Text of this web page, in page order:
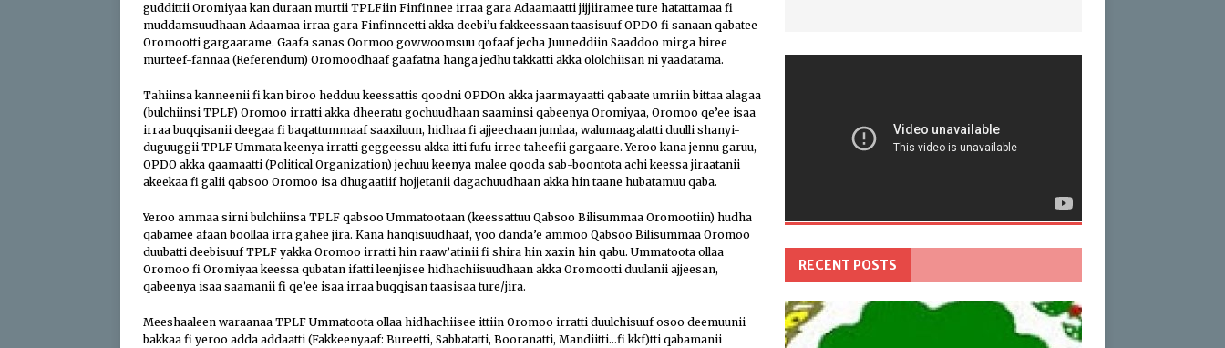
guddittii Oromiyaa kan duraan murtii TPLFiin Finfinnee irraa gara Adaamaatti jijjiiramee ture hatattamaa fi
muddamsuudhaan Adaamaa irraa gara Finfinneetti akka deebi’u fakkeessaan taasisuuf OPDO fi sanaan qabatee
Oromootti gargaarame. Gaafa sanas Oormoo gowwoomsuu qofaaf jecha Juuneddiin Saaddoo mirga hiree
murteef-fannaa (Referendum) Oromoodhaaf gaafatna hanga jedhu takkatti akka ololchiisan ni yaadatama.
Tahiinsa kanneenii fi kan biroo hedduu keessattis qoodni OPDOn akka jaarmayaatti qabaate umriin bittaa alagaa
(bulchiinsi TPLF) Oromoo irratti akka dheeratu gochuudhaan saaminsi qabeenya Oromiyaa, Oromoo qe’ee isaa
irraa buqqisanii deegaa fi baqattummaaf saaxiluun, hidhaa fi ajjeechaan jumlaa, walumaagalatti duulli shanyi-
duguuggii TPLF Ummata keenya irratti geggeessu akka itti fufu irree taheefii gargaare. Yeroo kana jennu garuu,
OPDO akka qaamaatti (Political Organization) jechuu keenya malee qooda sab-boontota achi keessa jiraatanii
akeekaa fi galii qabsoo Oromoo isa dhugaatiif hojjetanii dagachuudhaan akka hin taane hubatamuu qaba.
Yeroo ammaa sirni bulchiinsa TPLF qabsoo Ummatootaan (keessattuu Qabsoo Bilisummaa Oromootiin) hudha
qabamee afaan boollaa irra gahee jira. Kana hanqisuudhaaf, yoo danda’e ammoo Qabsoo Bilisummaa Oromoo
duubatti deebisuuf TPLF yakka Oromoo irratti hin raaw’atinii fi shira hin xaxin hin qabu. Ummatoota ollaa
Oromoo fi Oromiyaa keessa qubatan ifatti leenjisee hidhachiisuudhaan akka Oromootti duulanii ajjeesan,
qabeenya isaa saamanii fi qe’ee isaa irraa buqqisan taasisaa ture/jira.
Meeshaaleen waraanaa TPLF Ummatoota ollaa hidhachiisee ittiin Oromoo irratti duulchisuuf osoo deemuunii
bakkaa fi yeroo adda addaatti (Fakkeenyaaf: Bureetti, Sabbatatti, Booranatti, Mandiitti…fi kkf)tti qabamanii
RECENT POSTS